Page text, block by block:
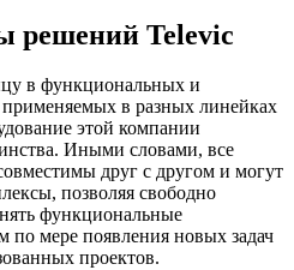
решений Televic
в функциональных и
в разных линейках
этой компании
Иными словами, все
друг с другом и могут
позволяя свободно
функциональные
по мере появления новых задач
проектов.